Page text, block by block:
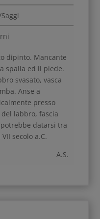
dipinto. Mancante
spalla ed il piede.
svasato, vasca
Anse a
presso
del labbro, fascia
datarsi tra
secolo a.C.
A.S.